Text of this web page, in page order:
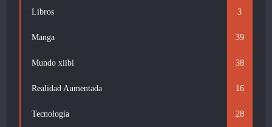
Libros 3
Manga 39
Mundo xiibi 38
Realidad Aumentada 16
Tecnología 28